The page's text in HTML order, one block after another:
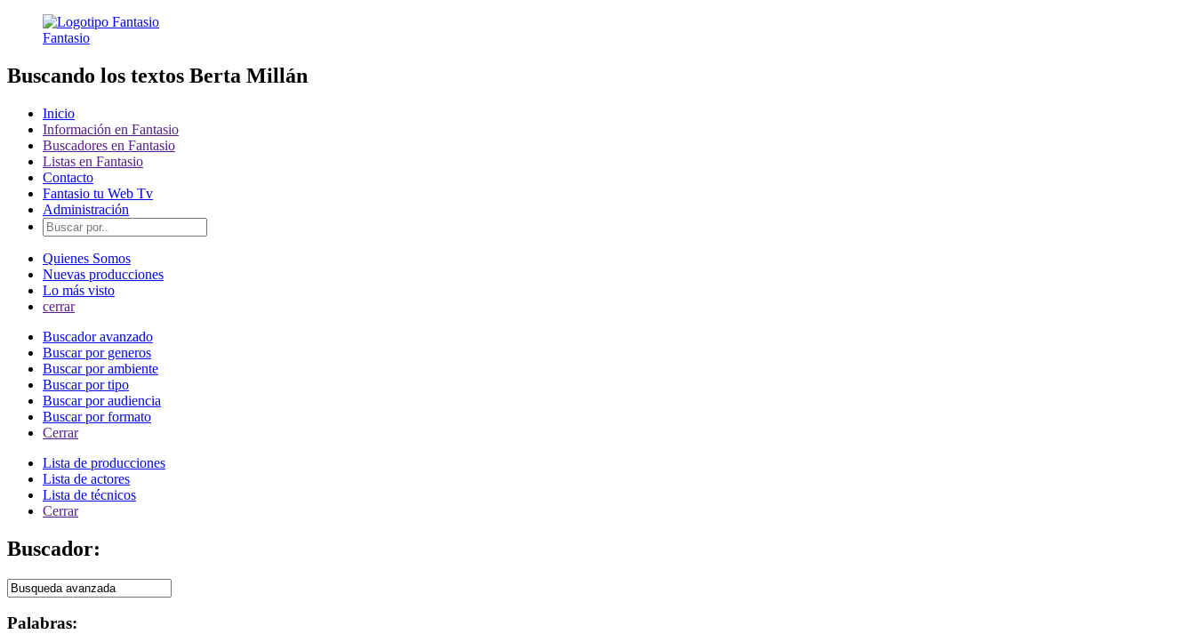
Fantasio
Buscando los textos Berta Millán
Inicio
Información en Fantasio
Buscadores en Fantasio
Listas en Fantasio
Contacto
Fantasio tu Web Tv
Administración
Quienes Somos
Nuevas producciones
Lo más visto
cerrar
Buscador avanzado
Buscar por generos
Buscar por ambiente
Buscar por tipo
Buscar por audiencia
Buscar por formato
Cerrar
Lista de producciones
Lista de actores
Lista de técnicos
Cerrar
Buscador:
Palabras: